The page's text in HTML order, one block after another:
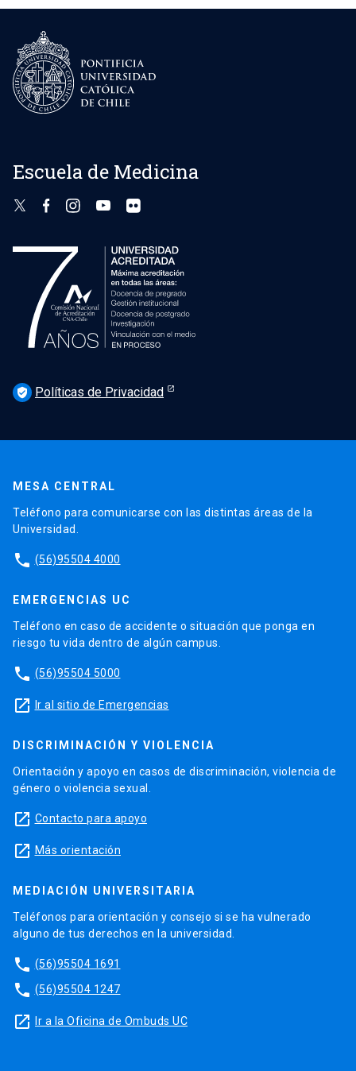
Escuela de Medicina
verified_user Políticas de Privacidad
MESA CENTRAL
Teléfono para comunicarse con las distintas áreas de la
Universidad.
phone (56)95504 4000
EMERGENCIAS UC
Teléfono en caso de accidente o situación que ponga en
riesgo tu vida dentro de algún campus.
phone (56)95504 5000
launch Ir al sitio de Emergencias
DISCRIMINACIÓN Y VIOLENCIA
Orientación y apoyo en casos de discriminación, violencia de
género o violencia sexual.
launch Contacto para apoyo
launch Más orientación
MEDIACIÓN UNIVERSITARIA
Teléfonos para orientación y consejo si se ha vulnerado
alguno de tus derechos en la universidad.
phone (56)95504 1691
phone (56)95504 1247
launch Ir a la Oficina de Ombuds UC